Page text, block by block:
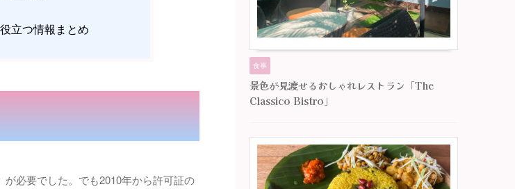
立つ情報まとめ
必要でした。でも2010年から許可証の
食事
景色が見渡せるおしゃれレストラン「The
Classico Bistro」